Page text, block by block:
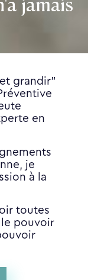
jamais
grandir”
en
je
à la
toutes
le pouvoir